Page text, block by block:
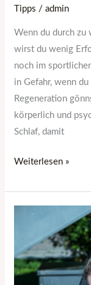
Tipps /admin
Wenn du durch zu
wirst du wenig
noch im
in Gefahr, wenn
Regeneration
körperlich und
Schlaf, damit
Weiterlesen »
Fehler
Sport
–
Worauf